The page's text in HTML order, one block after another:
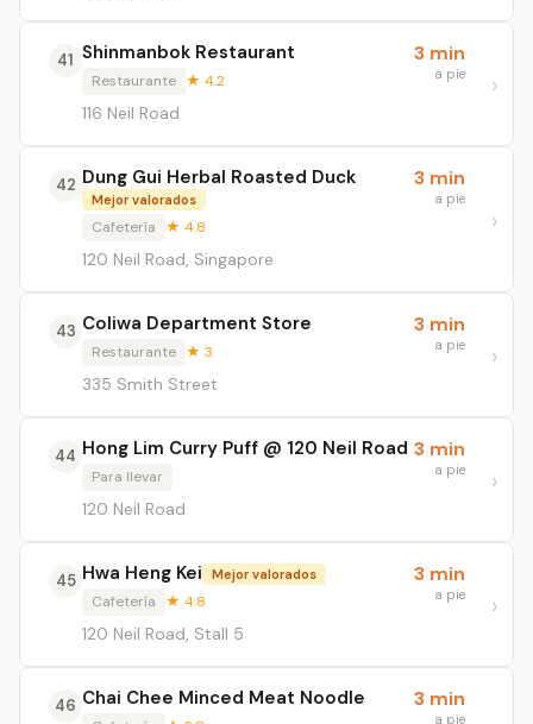
41 Shinmanbok Restaurant
Restaurante ★ 4.2
116 Neil Road
3 min
a pie
42 Dung Gui Herbal Roasted Duck
Mejor valorados
Cafetería ★ 4.8
120 Neil Road, Singapore
3 min
a pie
43 Coliwa Department Store
Restaurante ★ 3
335 Smith Street
3 min
a pie
44 Hong Lim Curry Puff @ 120 Neil Road
Para llevar
120 Neil Road
3 min
a pie
45 Hwa Heng Kei Mejor valorados
Cafetería ★ 4.8
120 Neil Road, Stall 5
3 min
a pie
46 Chai Chee Minced Meat Noodle 3 min
a pie